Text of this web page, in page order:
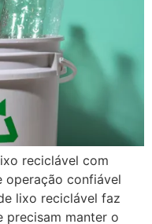
reciclável com
operação confiável
lixo reciclável faz
precisam manter o